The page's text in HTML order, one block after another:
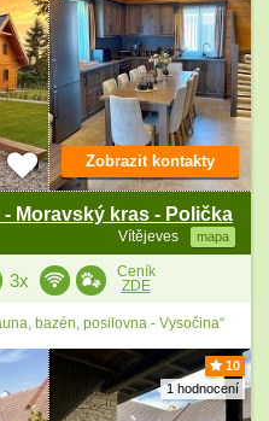
Moravský kras - Polička
Vítějeves mapa
Zobrazit kontakty
3x
Ceník
ZDE
bazén, posilovna - Vysočina“
10
1 hodnocení